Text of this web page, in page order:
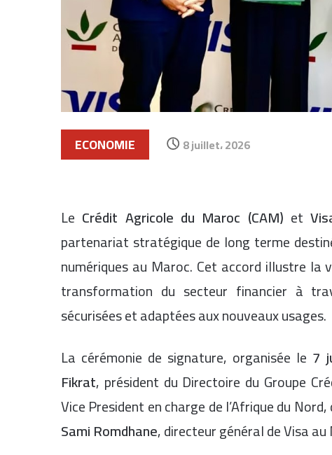
ECONOMIE 8 juillet، 2026
Le Crédit Agricole du Maroc (CAM) et
partenariat stratégique de long terme
numériques au Maroc. Cet accord illustre la
transformation du secteur financier à
sécurisées et adaptées aux nouveaux usages.
La cérémonie de signature, organisée le 7
Fikrat, président du Directoire du Groupe
Vice President en charge de l’Afrique du
Sami Romdhane, directeur général de Visa